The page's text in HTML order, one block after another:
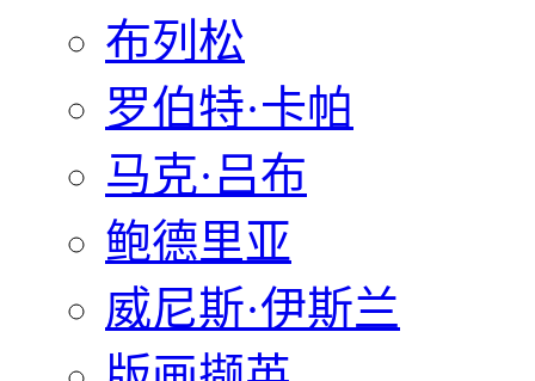
布列松
罗伯特·卡帕
马克·吕布
鲍德里亚
威尼斯·伊斯兰